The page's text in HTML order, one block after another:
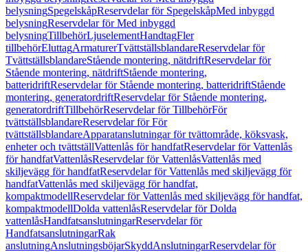
belysningSpegelskåpReservdelar för SpegelskåpMed inbyggd
belysningReservdelar för Med inbyggd
belysningTillbehörLjuselementHandtagFler
tillbehörEluttagArmaturerTvättställsblandareReservdelar för
TvättställsblandareStående montering, nätdriftReservdelar för
Stående montering, nätdriftStående montering,
batteridriftReservdelar för Stående montering, batteridriftStående
montering, generatordriftReservdelar för Stående montering,
generatordriftTillbehörReservdelar för TillbehörFör
tvättställsblandareReservdelar för För
tvättställsblandareApparatanslutningar för tvättområde, köksvask,
enheter och tvättställVattenlås för handfatReservdelar för Vattenlås
för handfatVattenlåsReservdelar för VattenlåsVattenlås med
skiljevägg för handfatReservdelar för Vattenlås med skiljevägg för
handfatVattenlås med skiljevägg för handfat,
kompaktmodellReservdelar för Vattenlås med skiljevägg för handfat,
kompaktmodellDolda vattenlåsReservdelar för Dolda
vattenlåsHandfatsanslutningarReservdelar för
HandfatsanslutningarRak
anslutningAnslutningsböjarSkyddAnslutningarReservdelar för